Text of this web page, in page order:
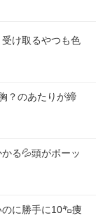
け取るやつも色
？のあたりが締
る💦頭がボーッ
に勝手に10㌔痩